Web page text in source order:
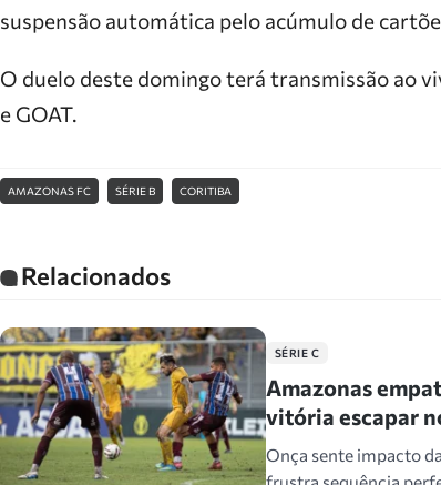
suspensão automática pelo acúmulo de
O duelo deste domingo terá transmissão ao
e GOAT.
AMAZONAS FC SÉRIE B CORITIBA
Relacionados
SÉRIE C
Amazonas
vitória escapar
Onça sente impacto